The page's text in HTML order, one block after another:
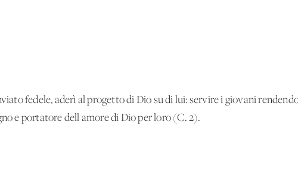
fedele, aderì al progetto di Dio su di lui: servire i giovani
e portatore dell'amore di Dio per loro (C. 2).